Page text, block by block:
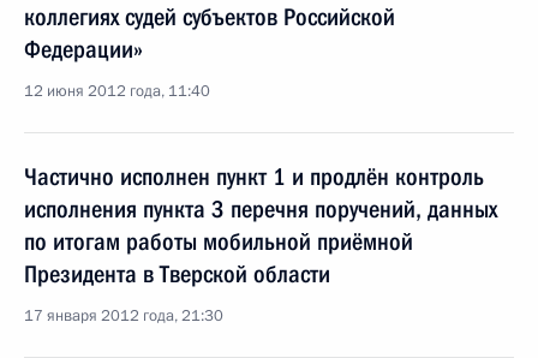
коллегиях судей субъектов Российской
Федерации»
12 июня 2012 года, 11:40
Частично исполнен пункт 1 и продлён контроль
исполнения пункта 3 перечня поручений, данных
по итогам работы мобильной приёмной
Президента в Тверской области
17 января 2012 года, 21:30